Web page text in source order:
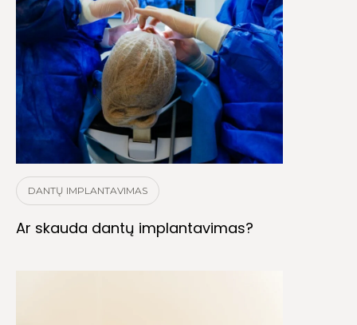
DANTŲ IMPLANTAVIMAS
Ar skauda dantų implantavimas?